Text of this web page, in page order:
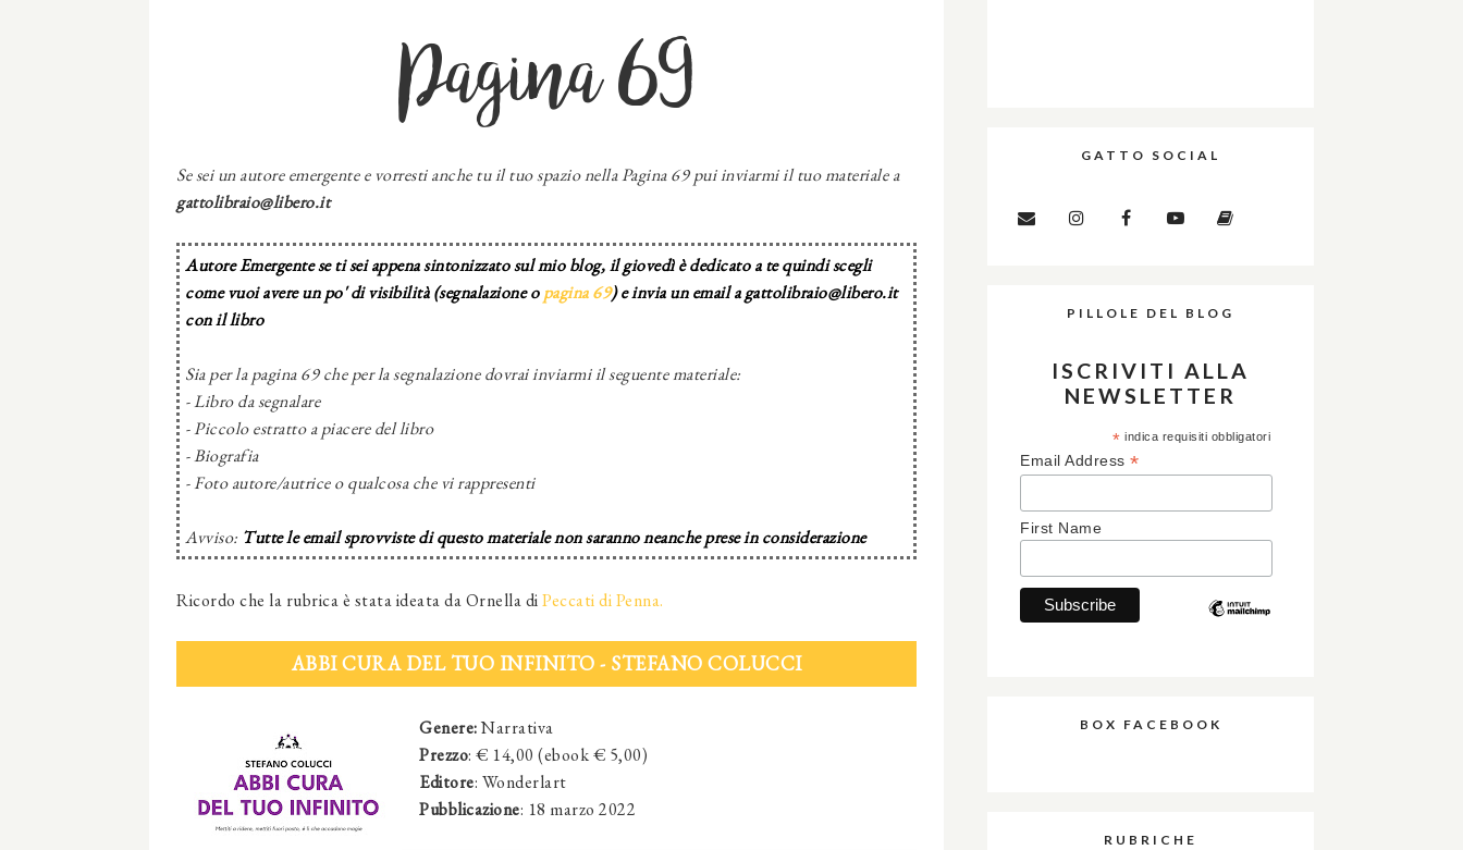
Pagina 69
Se sei un autore emergente e vorresti anche tu il tuo spazio nella Pagina 69 pui inviarmi il tuo materiale a
gattolibraio@libero.it
Autore Emergente se ti sei appena sintonizzato sul mio blog, il giovedì è dedicato a te quindi scegli
come vuoi avere un po' di visibilità (segnalazione opagina 69) e invia un email a gattolibraio@libero.it
con il libro
Sia per la pagina 69 che per la segnalazione dovrai inviarmi il seguente materiale:
- Libro da segnalare
- Piccolo estratto a piacere del libro
- Biografia
- Foto autore/autrice o qualcosa che vi rappresenti
Avviso: Tutte le email sprovviste di questo materiale non saranno neanche prese in considerazione
Ricordo che la rubrica è stata ideata da Ornella diPeccati di Penna.
ABBI CURA DEL TUO INFINITO - STEFANO COLUCCI
Genere:Narrativa
Prezzo: € 14,00 (ebook € 5,00)
Editore: Wonderlart
Pubblicazione: 18 marzo 2022
GATTO SOCIAL
PILLOLE DEL BLOG
ISCRIVITI ALLA
NEWSLETTER
* indica requisiti obbligatori
Email Address *
First Name
BOX FACEBOOK
RUBRICHE